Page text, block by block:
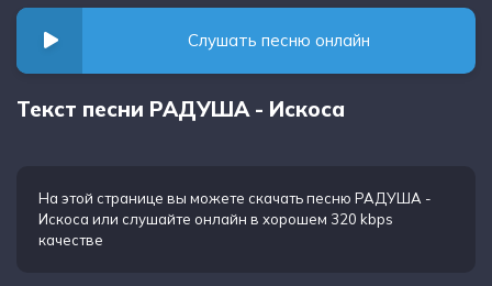
Слушать песню онлайн
Текст песни РАДУША - Искоса
На этой странице вы можете скачать песню РАДУША -
Искоса или слушайте онлайн в хорошем 320 kbps
качестве